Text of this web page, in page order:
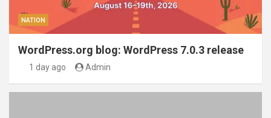
NATION
WordPress.org blog: WordPress 7.0.3 release
1 day ago Admin